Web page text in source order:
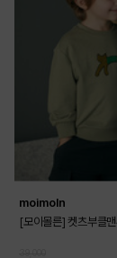
moimoln
[모이몰른] 켓츠부클